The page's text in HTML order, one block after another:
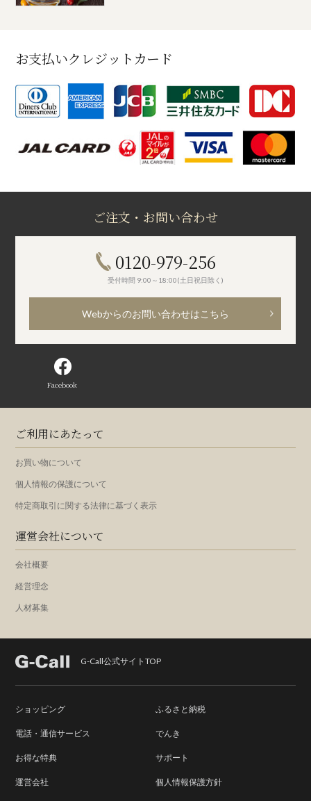
お支払いクレジットカード
ご注文・お問い合わせ
0120-979-256
受付時間 9:00～18:00(土日祝日除く)
Webからのお問い合わせはこちら
Facebook
ご利用にあたって
お買い物について
個人情報の保護について
特定商取引に関する法律に基づく表示
運営会社について
会社概要
経営理念
人材募集
G-Call公式サイトTOP
ショッピング ふるさと納税
電話・通信サービス でんき
お得な特典 サポート
運営会社 個人情報保護方針